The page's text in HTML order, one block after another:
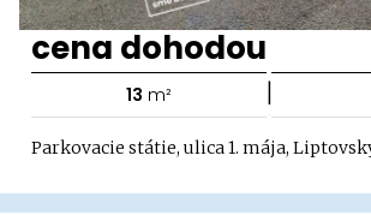
cena dohodou
13 m² |
Parkovacie státie, ulica 1. mája,